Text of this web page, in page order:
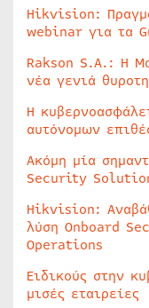
Hikvision:
webinar για τα
Rakson S.A.: Η
νέα γενιά
Η
αυτόνομων
Ακόμη μία
Security
Hikvision:
λύση Onboard
Operations
Ειδικούς στην
μισές εταιρείες